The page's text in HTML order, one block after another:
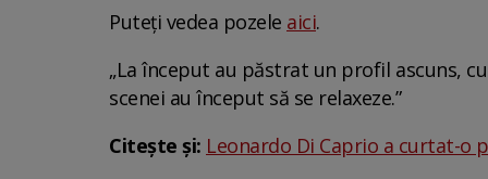
Puteți vedea pozele aici.
„La început au păstrat un profil ascuns,
scenei au început să se relaxeze.”
Citește și: Leonardo Di Caprio a curtat-o